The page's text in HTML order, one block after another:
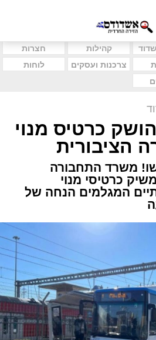
קהילות
חצרות
צרכנות ועסקים
לוחות
כרטיס מנוי
הציבורית
משרד התחבורה
כרטיסי מנוי
המגלמים הנחה של